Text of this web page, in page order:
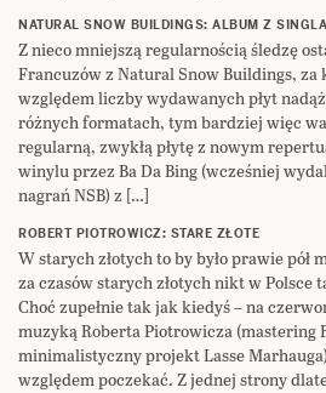
NATURAL SNOW BUILDINGS: ALBUM Z SINGLA
Z nieco mniejszą regularnością śledzę
Francuzów z Natural Snow Buildings,
względem liczby wydawanych płyt
różnych formatach, tym bardziej więc
regularną, zwykłą płytę z nowym
winylu przez Ba Da Bing (wcześniej
nagrań NSB) z […]
ROBERT PIOTROWICZ: STARE ZŁOTE
W starych złotych to by było prawie pół
za czasów starych złotych nikt w Polsce
Choć zupełnie tak jak kiedyś – na
muzyką Roberta Piotrowicza (mastering
minimalistyczny projekt Lasse
względem poczekać. Z jednej strony